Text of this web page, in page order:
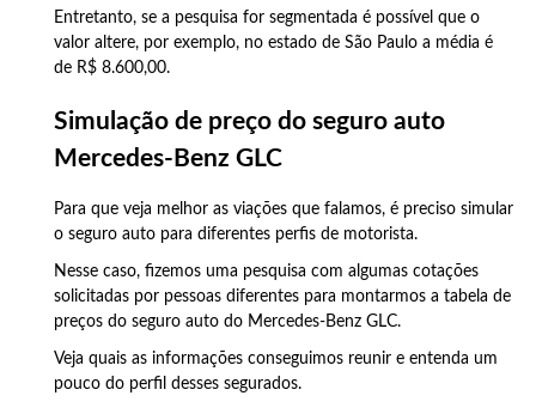
Entretanto, se a pesquisa for segmentada é possível que o
valor altere, por exemplo, no estado de São Paulo a média é
de R$ 8.600,00.
Simulação de preço do seguro auto
Mercedes-Benz GLC
Para que veja melhor as viações que falamos, é preciso simular
o seguro auto para diferentes perfis de motorista.
Nesse caso, fizemos uma pesquisa com algumas cotações
solicitadas por pessoas diferentes para montarmos a tabela de
preços do seguro auto do Mercedes-Benz GLC.
Veja quais as informações conseguimos reunir e entenda um
pouco do perfil desses segurados.